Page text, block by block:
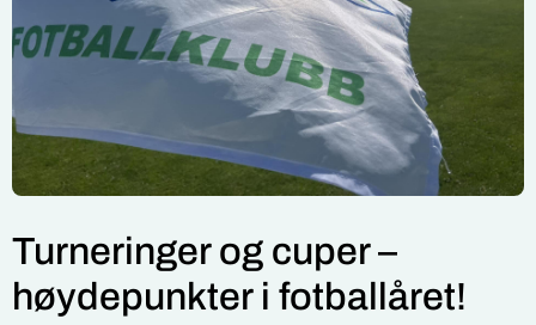
Turneringer og cuper –
høydepunkter i fotballåret!